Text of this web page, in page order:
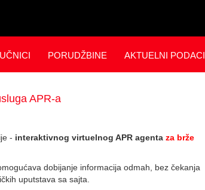
PORUDŽBINE AKTUELNI PODACI
APR-a
- interaktivnog virtuelnog APR agenta za brže
dobijanje informacija odmah, bez čekanja
uputstava sa sajta.